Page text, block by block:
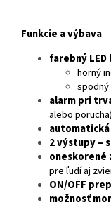
Funkcie a výbava
farebný
horný
spodný
alarm pri
alebo porucha)
2 výstupy –
oneskorené
pre ľudí aj
ON/OFF
možnosť